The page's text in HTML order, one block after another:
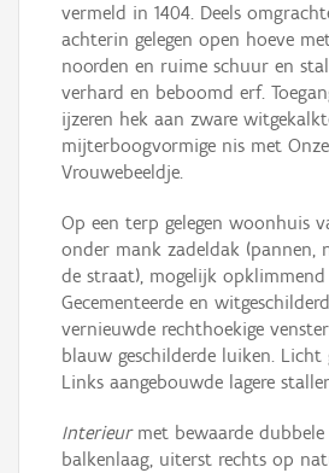
vermeld in 1404. Deels
achterin gelegen open hoeve
noorden en ruime schuur en
verhard en beboomd erf.
ijzeren hek aan zware
mijterboogvormige nis met
Vrouwebeeldje.
Op een terp gelegen woonhuis
onder mank zadeldak (pannen,
de straat), mogelijk opklimmend
Gecementeerde en
vernieuwde rechthoekige
blauw geschilderde luiken. Licht
Links aangebouwde lagere
Interieurmet bewaarde dubbele
balkenlaag, uiterst rechts op